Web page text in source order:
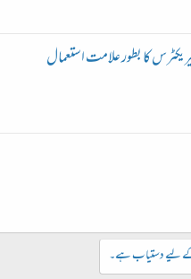
کا بطور علامت استعمال
لیے دستیاب ہے۔